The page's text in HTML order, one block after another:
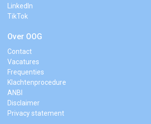
LinkedIn
TikTok
Over OOG
Contact
Vacatures
Frequenties
Klachtenprocedure
ANBI
Disclaimer
Privacy statement